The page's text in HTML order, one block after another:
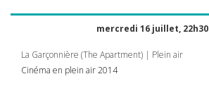
mercredi 16 juillet, 22h30
La Garçonnière (The Apartment) | Plein air
Cinéma en plein air 2014